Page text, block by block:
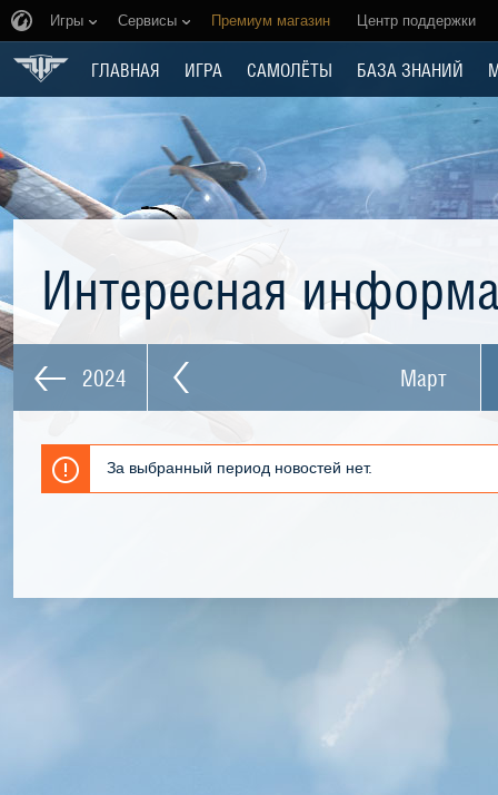
Игры Сервисы Премиум магазин Центр поддержки
ГЛАВНАЯ ИГРА САМОЛЁТЫ БАЗА ЗНАНИЙ
Интересная
2024 Март
За выбранный период новостей нет.